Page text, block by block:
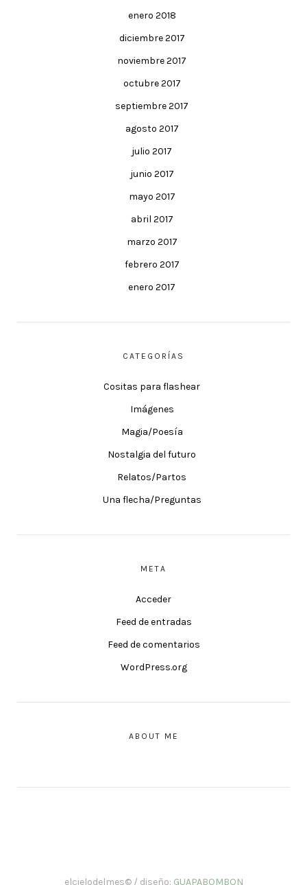
enero 2018
diciembre 2017
noviembre 2017
octubre 2017
septiembre 2017
agosto 2017
julio 2017
junio 2017
mayo 2017
abril 2017
marzo 2017
febrero 2017
enero 2017
CATEGORÍAS
Cositas para flashear
Imágenes
Magia/Poesía
Nostalgia del futuro
Relatos/Partos
Una flecha/Preguntas
META
Acceder
Feed de entradas
Feed de comentarios
WordPress.org
ABOUT ME
elcielodelmes© / diseño: GUAPABOMBON